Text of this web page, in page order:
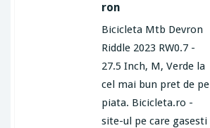
ron
Bicicleta Mtb Devron
Riddle 2023 RW0.7 -
27.5 Inch, M, Verde la
cel mai bun pret de pe
piata. Bicicleta.ro -
site-ul pe care gasesti